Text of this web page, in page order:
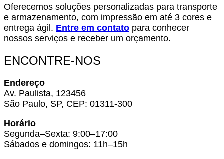
Oferecemos soluções personalizadas para transporte
e armazenamento, com impressão em até 3 cores e
entrega ágil. Entre em contato para conhecer
nossos serviços e receber um orçamento.
ENCONTRE-NOS
Endereço
Av. Paulista, 123456
São Paulo, SP, CEP: 01311-300
Horário
Segunda–Sexta: 9:00–17:00
Sábados e domingos: 11h–15h